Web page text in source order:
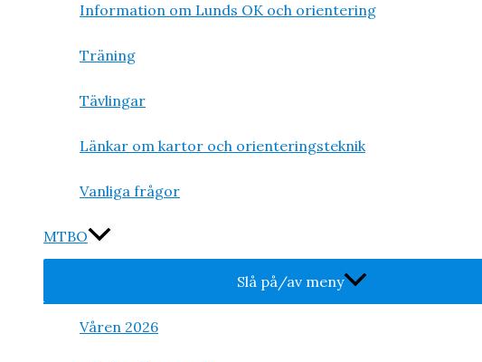
Information om Lunds OK och orientering
Träning
Tävlingar
Länkar om kartor och orienteringsteknik
Vanliga frågor
MTBO
Slå på/av meny
Våren 2026